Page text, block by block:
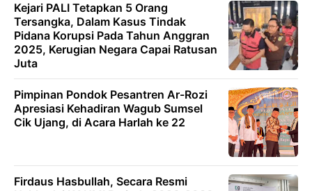
Kejari PALI Tetapkan 5 Orang
Tersangka, Dalam Kasus Tindak
Pidana Korupsi Pada Tahun Anggran
2025, Kerugian Negara Capai Ratusan
Juta
Pimpinan Pondok Pesantren Ar-Rozi
Apresiasi Kehadiran Wagub Sumsel
Cik Ujang, di Acara Harlah ke 22
Firdaus Hasbullah, Secara Resmi